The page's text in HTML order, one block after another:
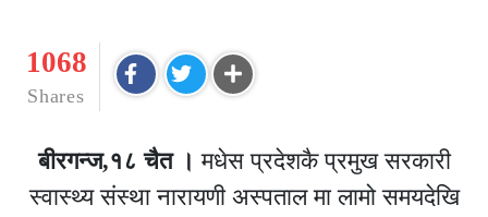
1068
Shares
बीरगन्ज,१८ चैत । मधेस प्रदेशकै प्रमुख सरकारी
स्वास्थ्य संस्थानारायणी अस्पतालमा लामो समयदेखि